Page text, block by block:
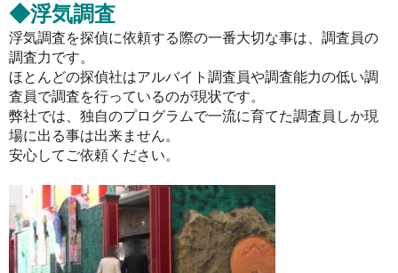
◆浮気調査
浮気調査を探偵に依頼する際の一番大切な事は、調査員の
調査力です。
ほとんどの探偵社はアルバイト調査員や調査能力の低い調
査員で調査を行っているのが現状です。
弊社では、独自のプログラムで一流に育てた調査員しか現
場に出る事は出来ません。
安心してご依頼ください。